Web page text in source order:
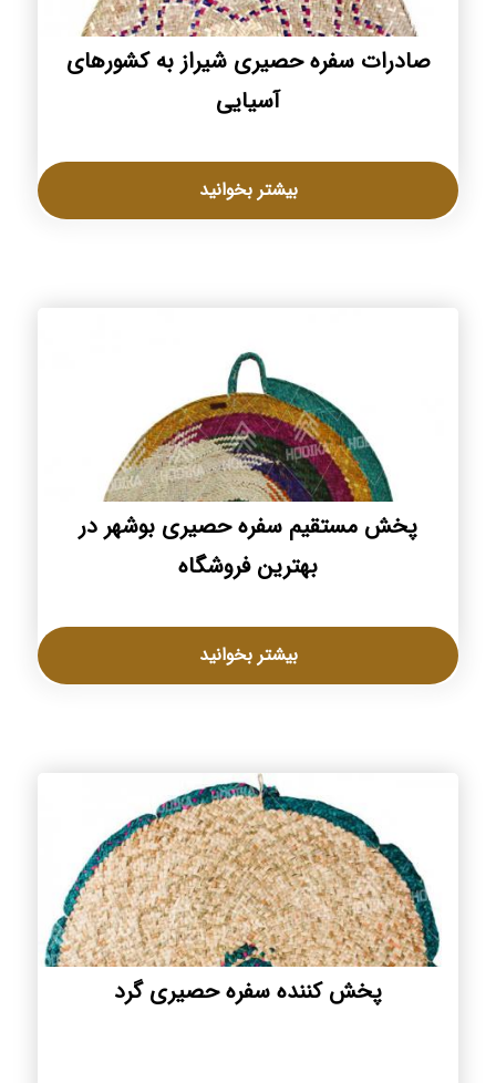
صادرات سفره حصیری شیراز به کشورهای
آسیایی
بیشتر بخوانید
پخش مستقیم سفره حصیری بوشهر در
بهترین فروشگاه
بیشتر بخوانید
پخش کننده سفره حصیری گرد